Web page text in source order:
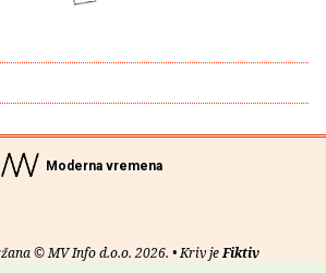
Moderna vremena
© MV Info d.o.o. 2026. • Kriv jeFiktiv